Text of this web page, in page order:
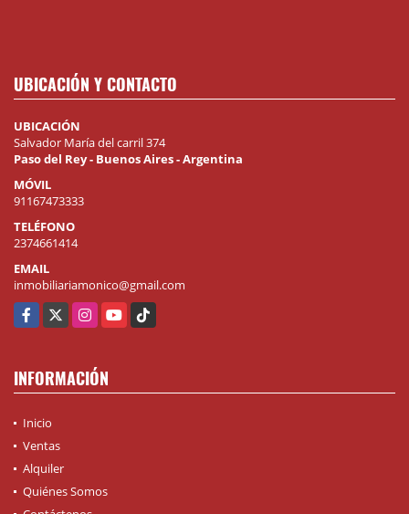
UBICACIÓN Y CONTACTO
UBICACIÓN
Salvador María del carril 374
Paso del Rey - Buenos Aires - Argentina
MÓVIL
91167473333
TELÉFONO
2374661414
EMAIL
inmobiliariamonico@gmail.com
Facebook
X InstagramYouTube
TikTok
INFORMACIÓN
Inicio
Ventas
Alquiler
Quiénes Somos